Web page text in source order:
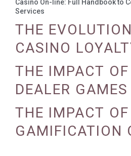
Casino On-line: Full Handbook to
Services
THE
CASINO
PROGRAMS
THE IMPACT
DEALER GAMES
CASINO
THE IMPACT OF
GAMIFICATION